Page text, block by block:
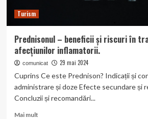
Turism
Prednisonul – beneficii și riscuri în
afecțiunilor inflamatorii.
comunicat 29 mai 2024
Cuprins Ce este Prednison? Indicații și
administrare și doze Efecte secundare și
Concluzii și recomandări...
Mai multRead